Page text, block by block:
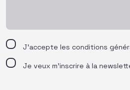
J’accepte les conditions
Je veux m'inscrire à la